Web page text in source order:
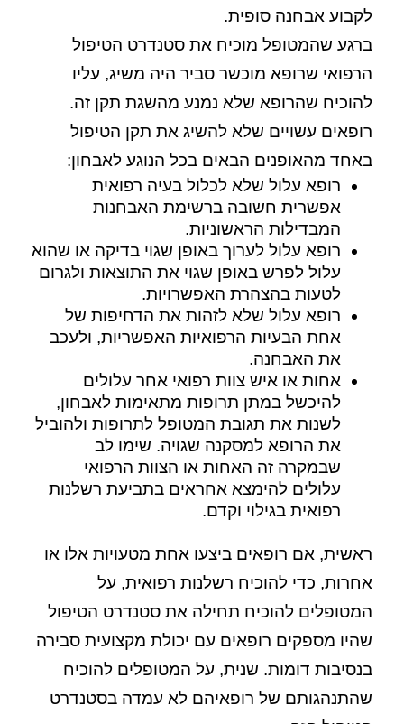
לקבוע אבחנה סופית.
ברגע שהמטופל מוכיח את סטנדרט הטיפול
הרפואי שרופא מוכשר סביר היה משיג, עליו
להוכיח שהרופא שלא נמנע מהשגת תקן זה.
רופאים עשויים שלא להשיג את תקן הטיפול
באחד מהאופנים הבאים בכל הנוגע לאבחון:
רופא עלול שלא לכלול בעיה רפואית
אפשרית חשובה ברשימת האבחנות
המבדילות הראשוניות.
רופא עלול לערוך באופן שגוי בדיקה או שהוא
עלול לפרש באופן שגוי את התוצאות ולגרום
לטעות בהצהרת האפשרויות.
רופא עלול שלא לזהות את הדחיפות של
אחת הבעיות הרפואיות האפשריות, ולעכב
את האבחנה.
אחות או איש צוות רפואי אחר עלולים
להיכשל במתן תרופות מתאימות לאבחון,
לשנות את תגובת המטופל לתרופות ולהוביל
את הרופא למסקנה שגויה. שימו לב
שבמקרה זה האחות או הצוות הרפואי
עלולים להימצא אחראים בתביעת רשלנות
רפואית בגילוי וקדם.
ראשית, אם רופאים ביצעו אחת מטעויות אלו או
אחרות, כדי להוכיח רשלנות רפואית, על
המטופלים להוכיח תחילה את סטנדרט הטיפול
שהיו מספקים רופאים עם יכולת מקצועית סבירה
בנסיבות דומות. שנית, על המטופלים להוכיח
שהתנהגותם של רופאיהם לא עמדה בסטנדרט